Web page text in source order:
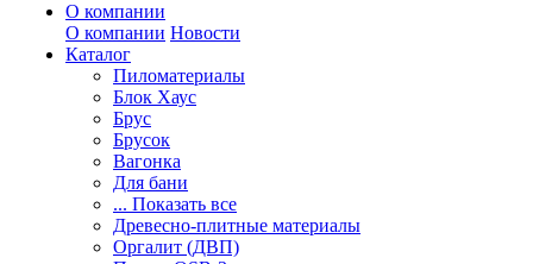
О компании
О компании Новости
Каталог
Пиломатериалы
Блок Хаус
Брус
Брусок
Вагонка
Для бани
... Показать все
Древесно-плитные материалы
Оргалит (ДВП)